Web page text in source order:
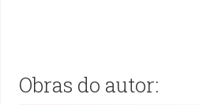
Obras do autor: